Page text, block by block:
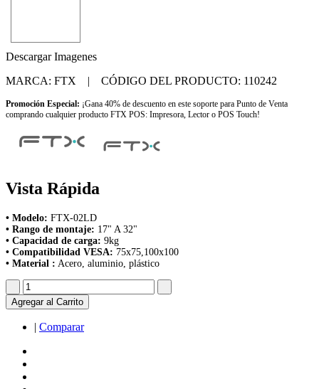
Descargar Imagenes
MARCA: FTX | CÓDIGO DEL PRODUCTO: 110242
Promoción Especial: ¡Gana 40% de descuento en este soporte para Punto de Venta
comprando cualquier producto FTX POS: Impresora, Lector o POS Touch!
Vista Rápida
• Modelo: FTX-02LD
• Rango de montaje: 17" A 32"
• Capacidad de carga: 9kg
• Compatibilidad VESA: 75x75,100x100
• Material : Acero, aluminio, plástico
Agregar al Carrito
| Comparar